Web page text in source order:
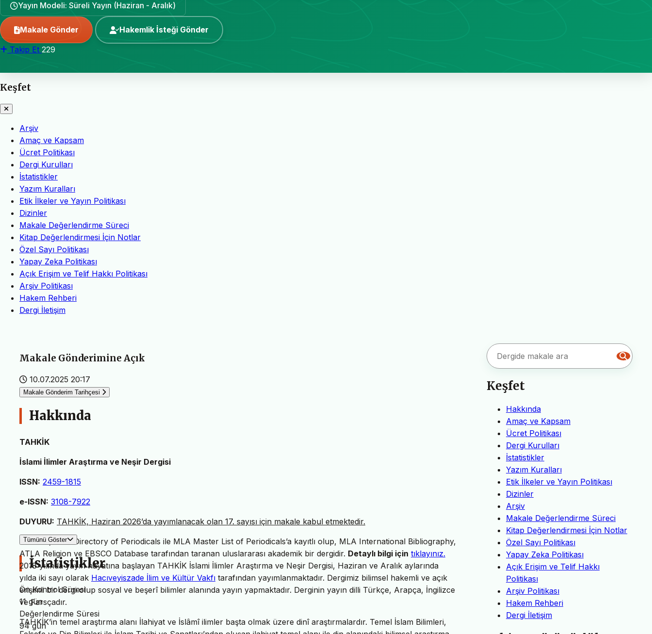
Yayın Modeli: Süreli Yayın (Haziran - Aralık)
Makale Gönder Hakemlik İsteği Gönder
Takip Et 229
Keşfet
Arşiv
Amaç ve Kapsam
Ücret Politikası
Dergi Kurulları
İstatistikler
Yazım Kuralları
Etik İlkeler ve Yayın Politikası
Dizinler
Makale Değerlendirme Süreci
Kitap Değerlendirmesi İçin Notlar
Özel Sayı Politikası
Yapay Zeka Politikası
Açık Erişim ve Telif Hakkı Politikası
Arşiv Politikası
Hakem Rehberi
Dergi İletişim
Makale Gönderimine Açık
10.07.2025 20:17
Makale Gönderim Tarihçesi
Hakkında
TAHKİK
İslami İlimler Araştırma ve Neşir Dergisi
ISSN: 2459-1815
e-ISSN: 3108-7922
DUYURU: TAHKİK, Haziran 2026’da yayımlanacak olan 17. sayısı için makale kabul etmektedir.
TAHKİK, MLA Directory of Periodicals ile MLA Master List of Periodicals’a kayıtlı olup, MLA International Bibliography,
ATLA Religion ve EBSCO Database tarafından taranan uluslararası akademik bir dergidir. Detaylı bilgi için tıklayınız.
2018 yılında yayın hayatına başlayan TAHKİK İslami İlimler Araştırma ve Neşir Dergisi, Haziran ve Aralık aylarında
yılda iki sayı olarak Hacıveyiszade İlim ve Kültür Vakfı tarafından yayımlanmaktadır. Dergimiz bilimsel hakemli ve açık
erişimli bir dergi olup sosyal ve beşerî bilimler alanında yayın yapmaktadır. Derginin yayın dilli Türkçe, Arapça, İngilizce
ve Farsçadır.
TAHKİK’in temel araştırma alanı İlahiyat ve İslâmî ilimler başta olmak üzere dinî araştırmalardır. Temel İslam Bilimleri,
Tümünü Göster
İstatistikler
Ön Kontrol Süresi
11 gün
Değerlendirme Süresi
94 gün
Keşfet
Hakkında
Amaç ve Kapsam
Ücret Politikası
Dergi Kurulları
İstatistikler
Yazım Kuralları
Etik İlkeler ve Yayın Politikası
Dizinler
Arşiv
Makale Değerlendirme Süreci
Kitap Değerlendirmesi İçin Notlar
Özel Sayı Politikası
Yapay Zeka Politikası
Açık Erişim ve Telif Hakkı
Politikası
Arşiv Politikası
Hakem Rehberi
Dergi İletişim